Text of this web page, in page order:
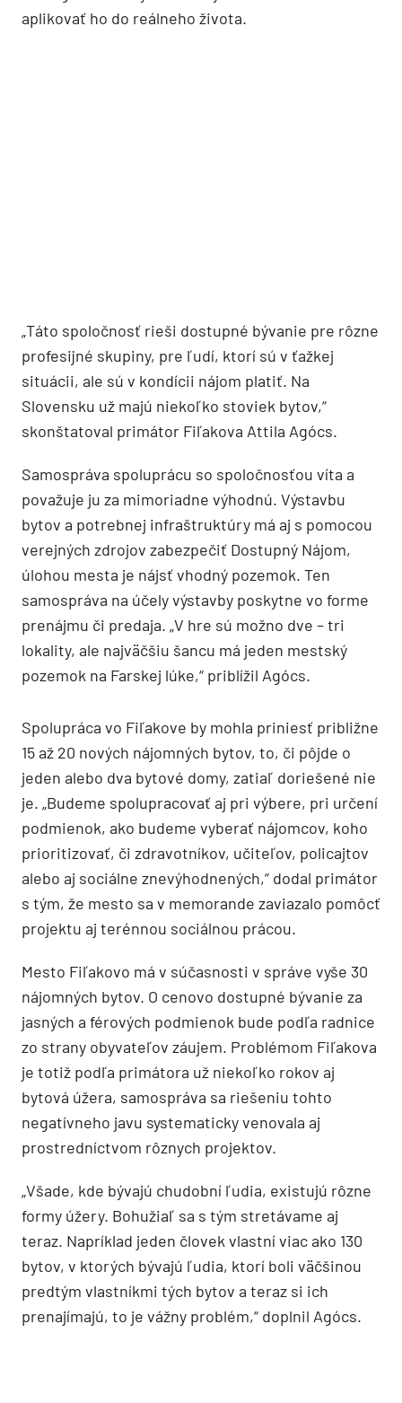
aplikovať ho do reálneho života.
„Táto spoločnosť rieši dostupné bývanie pre rôzne
profesijné skupiny, pre ľudí, ktorí sú v ťažkej
situácii, ale sú v kondícii nájom platiť. Na
Slovensku už majú niekoľko stoviek bytov,“
skonštatoval primátor Fiľakova Attila Agócs.
Samospráva spoluprácu so spoločnosťou víta a
považuje ju za mimoriadne výhodnú. Výstavbu
bytov a potrebnej infraštruktúry má aj s pomocou
verejných zdrojov zabezpečiť Dostupný Nájom,
úlohou mesta je nájsť vhodný pozemok. Ten
samospráva na účely výstavby poskytne vo forme
prenájmu či predaja. „V hre sú možno dve – tri
lokality, ale najväčšiu šancu má jeden mestský
pozemok na Farskej lúke,“ priblížil Agócs.
Spolupráca vo Fiľakove by mohla priniesť približne
15 až 20 nových nájomných bytov, to, či pôjde o
jeden alebo dva bytové domy, zatiaľ doriešené nie
je. „Budeme spolupracovať aj pri výbere, pri určení
podmienok, ako budeme vyberať nájomcov, koho
prioritizovať, či zdravotníkov, učiteľov, policajtov
alebo aj sociálne znevýhodnených,“ dodal primátor
s tým, že mesto sa v memorande zaviazalo pomôcť
projektu aj terénnou sociálnou prácou.
Mesto Fiľakovo má v súčasnosti v správe vyše 30
nájomných bytov. O cenovo dostupné bývanie za
jasných a férových podmienok bude podľa radnice
zo strany obyvateľov záujem. Problémom Fiľakova
je totiž podľa primátora už niekoľko rokov aj
bytová úžera, samospráva sa riešeniu tohto
negatívneho javu systematicky venovala aj
prostredníctvom rôznych projektov.
„Všade, kde bývajú chudobní ľudia, existujú rôzne
formy úžery. Bohužiaľ sa s tým stretávame aj
teraz. Napríklad jeden človek vlastní viac ako 130
bytov, v ktorých bývajú ľudia, ktorí boli väčšinou
predtým vlastníkmi tých bytov a teraz si ich
prenajímajú, to je vážny problém,“ doplnil Agócs.